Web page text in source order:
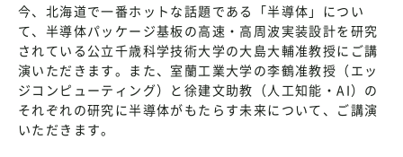
今、北海道で一番ホットな話題である「半導体」につい
て、半導体パッケージ基板の高速・高周波実装設計を研究
されている公立千歳科学技術大学の大島大輔准教授にご講
演いただきます。また、室蘭工業大学の李鶴准教授（エッ
ジコンピューティング）と徐建文助教（人工知能・AI）の
それぞれの研究に半導体がもたらす未来について、ご講演
いただきます。